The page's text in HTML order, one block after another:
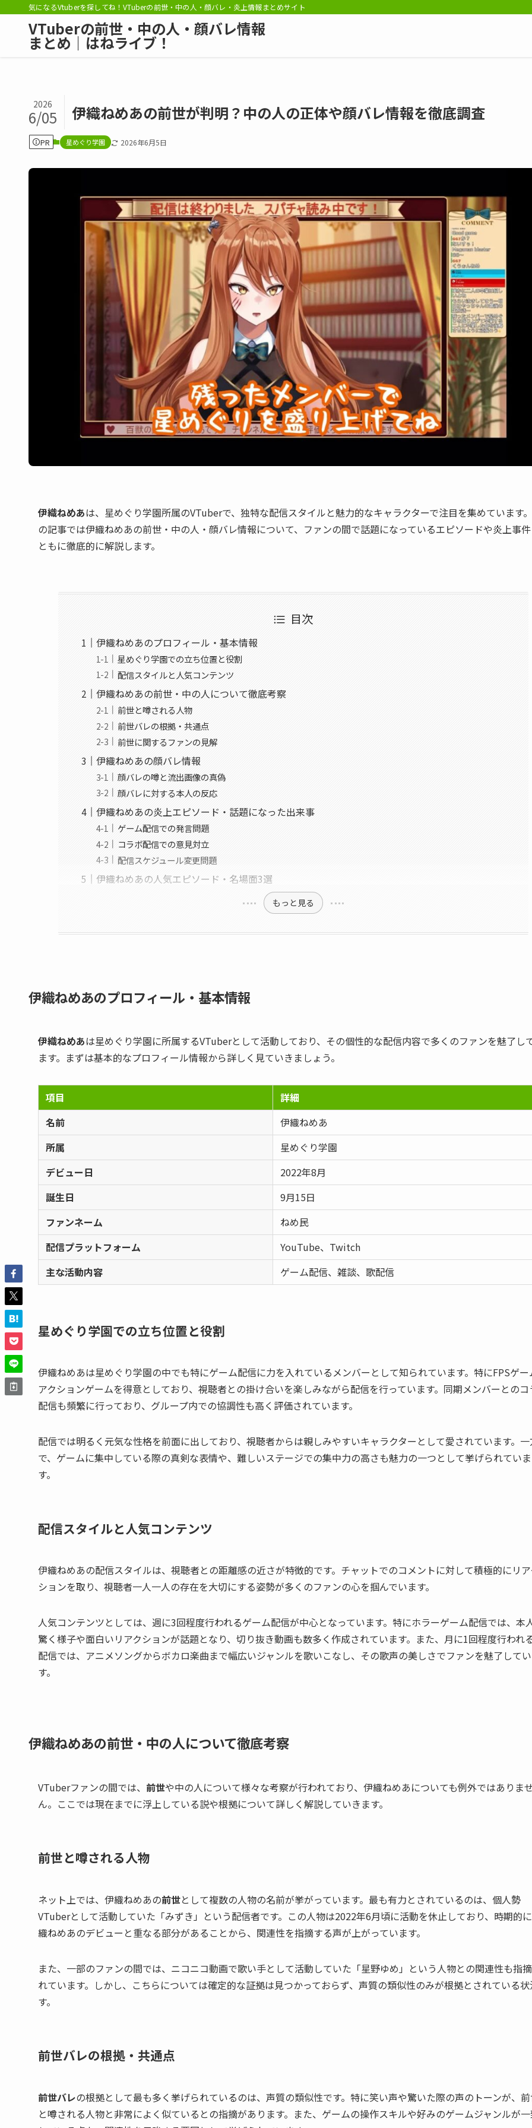
気になるVtuberを探してね！VTuberの前世・中の人・顔バレ・炎上情報まとめサイト
VTuberの前世・中の人・顔バレ情報
まとめ｜はねライブ！
伊織ねめあの前世が判明？中の人の正体や顔バレ情報を徹底調査
2026
6/05
PR 星めぐり学園 2026年6月5日
伊織ねめあは、星めぐり学園所属のVTuberで、独特な配信スタイルと魅力的なキャラクターで注目を集めています
の記事では伊織ねめあの前世・中の人・顔バレ情報について、ファンの間で話題になっているエピソードや炎上事件
ともに徹底的に解説します。
目次
伊織ねめあのプロフィール・基本情報
星めぐり学園での立ち位置と役割
配信スタイルと人気コンテンツ
伊織ねめあの前世・中の人について徹底考察
前世と噂される人物
前世バレの根拠・共通点
前世に関するファンの見解
伊織ねめあの顔バレ情報
顔バレの噂と流出画像の真偽
顔バレに対する本人の反応
伊織ねめあの炎上エピソード・話題になった出来事
ゲーム配信での発言問題
コラボ配信での意見対立
配信スケジュール変更問題
伊織ねめあの人気エピソード・名場面3選
もっと見る
伊織ねめあのプロフィール・基本情報
伊織ねめあは星めぐり学園に所属するVTuberとして活動しており、その個性的な配信内容で多くのファンを魅了し
ます。まずは基本的なプロフィール情報から詳しく見ていきましょう。
項目
詳細
名前
伊織ねめあ
所属
星めぐり学園
デビュー日
2022年8月
誕生日
9月15日
ファンネーム
ねめ民
配信プラットフォーム
YouTube、Twitch
主な活動内容
ゲーム配信、雑談、歌配信
星めぐり学園での立ち位置と役割
伊織ねめあは星めぐり学園の中でも特にゲーム配信に力を入れているメンバーとして知られています。特にFPSゲー
アクションゲームを得意としており、視聴者との掛け合いを楽しみながら配信を行っています。同期メンバーとのコ
配信も頻繁に行っており、グループ内での協調性も高く評価されています。
配信では明るく元気な性格を前面に出しており、視聴者からは親しみやすいキャラクターとして愛されています。
で、ゲームに集中している際の真剣な表情や、難しいステージでの集中力の高さも魅力の一つとして挙げられていま
す。
配信スタイルと人気コンテンツ
伊織ねめあの配信スタイルは、視聴者との距離感の近さが特徴的です。チャットでのコメントに対して積極的にリア
ションを取り、視聴者一人一人の存在を大切にする姿勢が多くのファンの心を掴んでいます。
人気コンテンツとしては、週に3回程度行われるゲーム配信が中心となっています。特にホラーゲーム配信では、本
驚く様子や面白いリアクションが話題となり、切り抜き動画も数多く作成されています。また、月に1回程度行われ
配信では、アニメソングからボカロ楽曲まで幅広いジャンルを歌いこなし、その歌声の美しさでファンを魅了して
す。
伊織ねめあの前世・中の人について徹底考察
VTuberファンの間では、 前世や中の人について様々な考察が行われており、伊織ねめあについても例外ではありま
ん。ここでは現在までに浮上している説や根拠について詳しく解説していきます。
前世と噂される人物
ネット上では、伊織ねめあの前世として複数の人物の名前が挙がっています。最も有力とされているのは、個人勢
VTuberとして活動していた「みずき」という配信者です。この人物は2022年6月頃に活動を休止しており、時期的
織ねめあのデビューと重なる部分があることから、関連性を指摘する声が上がっています。
また、一部のファンの間では、ニコニコ動画で歌い手として活動していた「星野ゆめ」という人物との関連性も指
れています。しかし、こちらについては確定的な証拠は見つかっておらず、声質の類似性のみが根拠とされている状
す。
前世バレの根拠・共通点
前世バレの根拠として最も多く挙げられているのは、声質の類似性です。特に笑い声や驚いた際の声のトーンが、
と噂される人物と非常によく似ているとの指摘があります。また、ゲームの操作スキルや好みのゲームジャンルが